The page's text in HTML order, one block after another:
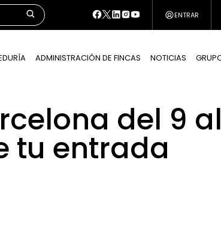
ENTRAR
ADMINISTRACIÓN DE FINCAS NOTICIAS
del 9 al
tu entrada